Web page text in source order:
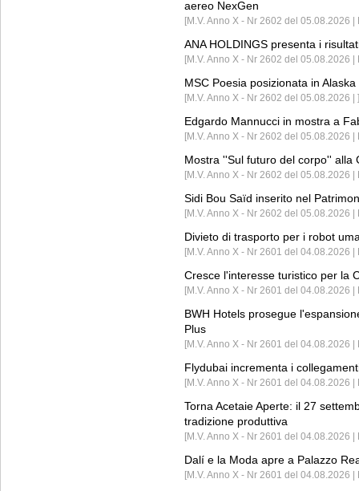
aereo NexGen
[M.V. Anno X - Nr 2602 del 05.08.2026
ANA HOLDINGS presenta i
[M.V. Anno X - Nr 2602 del 05.08.2026
MSC Poesia posizionata in
[M.V. Anno X - Nr 2602 del 05.08.2026 | ]
Edgardo Mannucci in mostra a
[M.V. Anno X - Nr 2602 del 05.08.2026 |
Mostra ''Sul futuro del corpo'' alla
[M.V. Anno X - Nr 2602 del 05.08.2026
Sidi Bou Saïd inserito nel
[M.V. Anno X - Nr 2602 del 05.08.2026
Divieto di trasporto per i robot
[M.V. Anno X - Nr 2601 del 04.08.2026
Cresce l'interesse turistico per la
[M.V. Anno X - Nr 2601 del 04.08.2026 |
BWH Hotels prosegue
Plus
[M.V. Anno X - Nr 2601 del 04.08.2026 |
Flydubai incrementa i
[M.V. Anno X - Nr 2601 del 04.08.2026 |
Torna Acetaie Aperte: il 27
tradizione produttiva
[M.V. Anno X - Nr 2601 del 04.08.2026 |
Dalí e la Moda apre a Palazzo
[M.V. Anno X - Nr 2601 del 04.08.2026 |